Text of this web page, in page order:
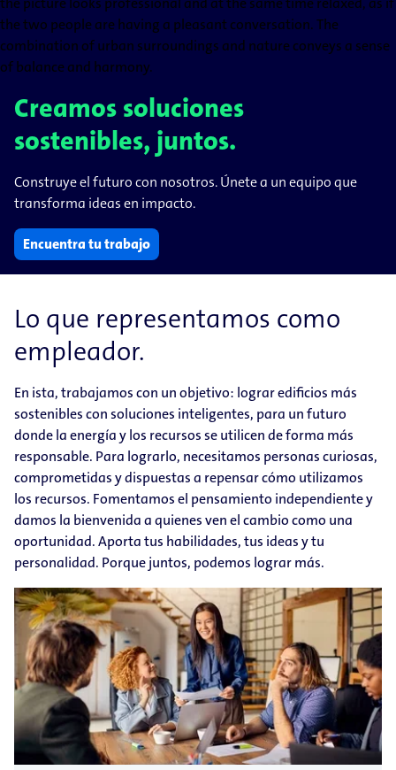
Creamos soluciones
sostenibles, juntos.
Construye el futuro con nosotros. Únete a un equipo que
transforma ideas en impacto.
Encuentra tu trabajo
Lo que representamos como
empleador.
En ista, trabajamos con un objetivo: lograr edificios más
sostenibles con soluciones inteligentes, para un futuro
donde la energía y los recursos se utilicen de forma más
responsable. Para lograrlo, necesitamos personas curiosas,
comprometidas y dispuestas a repensar cómo utilizamos
los recursos. Fomentamos el pensamiento independiente y
damos la bienvenida a quienes ven el cambio como una
oportunidad. Aporta tus habilidades, tus ideas y tu
personalidad. Porque juntos, podemos lograr más.